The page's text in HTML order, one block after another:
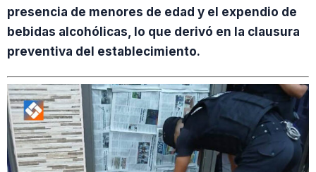
presencia de menores de edad y el expendio de
bebidas alcohólicas, lo que derivó en la clausura
preventiva del establecimiento.